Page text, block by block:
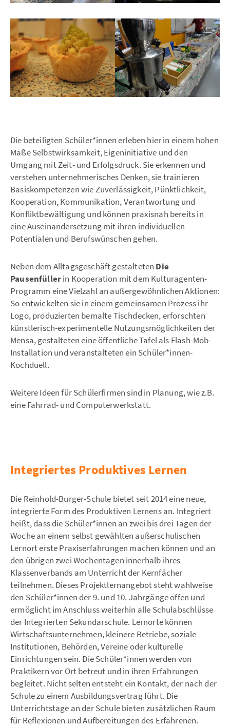
Die beteiligten Schüler*innen erleben hier in einem hohen
Maße Selbstwirksamkeit, Eigeninitiative und den
Umgang mit Zeit- und Erfolgsdruck. Sie erkennen und
verstehen unternehmerisches Denken, sie trainieren
Basiskompetenzen wie Zuverlässigkeit, Pünktlichkeit,
Kooperation, Kommunikation, Verantwortung und
Konfliktbewältigung und können praxisnah bereits in
eine Auseinandersetzung mit ihren individuellen
Potentialen und Berufswünschen gehen.
Neben dem Alltagsgeschäft gestalteten Die
Pausenfüllerin Kooperation mit dem Kulturagenten-
Programm eine Vielzahl an außergewöhnlichen Aktionen:
So entwickelten sie in einem gemeinsamen Prozess ihr
Logo, produzierten bemalte Tischdecken, erforschten
künstlerisch-experimentelle Nutzungsmöglichkeiten der
Mensa, gestalteten eine öffentliche Tafel als Flash-Mob-
Installation und veranstalteten ein Schüler*innen-
Kochduell.
Weitere Ideen für Schülerfirmen sind in Planung, wie z.B.
eine Fahrrad- und Computerwerkstatt.
Integriertes Produktives Lernen
Die Reinhold-Burger-Schule bietet seit 2014 eine neue,
integrierte Form des Produktiven Lernens an. Integriert
heißt, dass die Schüler*innen an zwei bis drei Tagen der
Woche an einem selbst gewählten außerschulischen
Lernort erste Praxiserfahrungen machen können und an
den übrigen zwei Wochentagen innerhalb ihres
Klassenverbands am Unterricht der Kernfächer
teilnehmen. Dieses Projektlernangebot steht wahlweise
den Schüler*innen der 9. und 10. Jahrgänge offen und
ermöglicht im Anschluss weiterhin alle Schulabschlüsse
der Integrierten Sekundarschule. Lernorte können
Wirtschaftsunternehmen, kleinere Betriebe, soziale
Institutionen, Behörden, Vereine oder kulturelle
Einrichtungen sein. Die Schüler*innen werden von
Praktikern vor Ort betreut und in ihren Erfahrungen
begleitet. Nicht selten entsteht ein Kontakt, der nach der
Schule zu einem Ausbildungsvertrag führt. Die
Unterrichtstage an der Schule bieten zusätzlichen Raum
für Reflexionen und Aufbereitungen des Erfahrenen.